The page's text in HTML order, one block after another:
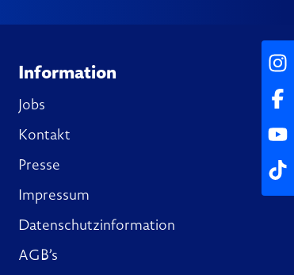
Information
Jobs
Kontakt
Presse
Impressum
Datenschutzinformation
AGB’s